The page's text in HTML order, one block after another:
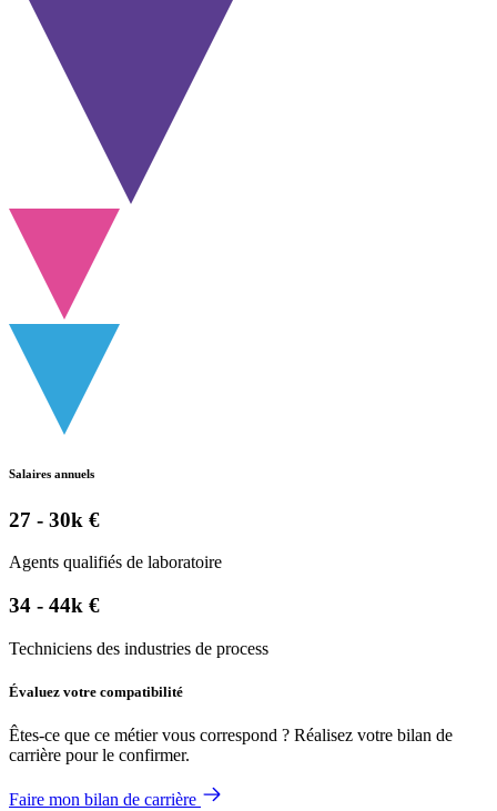
Salaires annuels
27 - 30k €
Agents qualifiés de laboratoire
34 - 44k €
Techniciens des industries de process
Évaluez votre compatibilité
Êtes-ce que ce métier vous correspond ? Réalisez votre bilan de
carrière pour le confirmer.
Faire mon bilan de carrière